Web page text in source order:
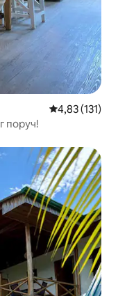
Середня
4,83 (131)
поруч!